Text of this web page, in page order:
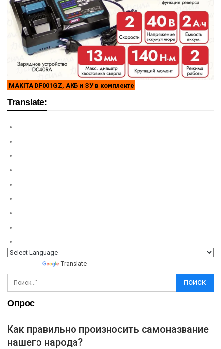
MAKITA DF001GZ, АКБ и ЗУ в комплекте
Translate:
Translate
Опрос
Как правильно произносить самоназвание
нашего народа?